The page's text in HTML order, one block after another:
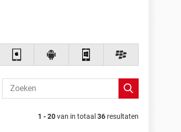
1 - 20van in totaal36 resultaten